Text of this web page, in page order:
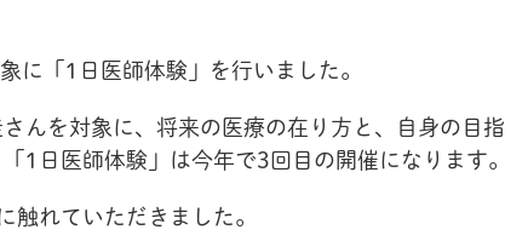
に「 1 日医師体験」を行いました。
んを対象に、将来の医療の在り方と、自身の目指
1 日医師体験」は今年で3回目の開催になります。
触れていただきました。